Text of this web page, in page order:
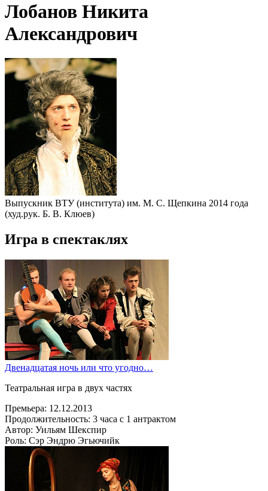
Лобанов Никита
Александрович
Выпускник ВТУ (института) им. М. С. Щепкина 2014 года
(худ.рук. Б. В. Клюев)
Игра в спектаклях
Двенадцатая ночь или что угодно…
Театральная игра в двух частях
Премьера: 12.12.2013
Продолжительность: 3 часа с 1 антрактом
Автор: Уильям Шекспир
Роль: Сэр Эндрю Эгьючийк